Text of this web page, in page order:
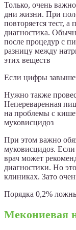
Только, очень
дни жизни. При
повторяется тест,
диагностика.
после процедур с
разницу между
этих веществ
Если цифры
Нужно также
Непереваренная
на проблемы с
муковисцидоз
При этом важно
муковисцидоз. Если
врач может
диагностики. Но
клиниках. Зато
Порядка 0,2%
Мекониевая